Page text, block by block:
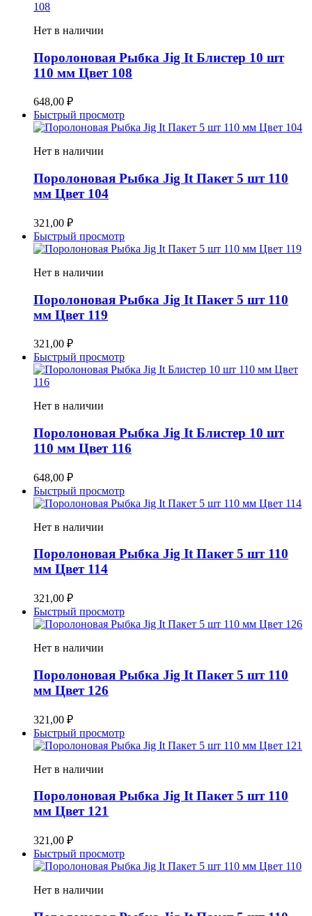
Нет в наличии
Поролоновая Рыбка Jig It Блистер 10 шт
110 мм Цвет 108
648,00 ₽
Быстрый просмотр
Нет в наличии
Поролоновая Рыбка Jig It Пакет 5 шт 110
мм Цвет 104
321,00 ₽
Быстрый просмотр
Нет в наличии
Поролоновая Рыбка Jig It Пакет 5 шт 110
мм Цвет 119
321,00 ₽
Быстрый просмотр
Нет в наличии
Поролоновая Рыбка Jig It Блистер 10 шт
110 мм Цвет 116
648,00 ₽
Быстрый просмотр
Нет в наличии
Поролоновая Рыбка Jig It Пакет 5 шт 110
мм Цвет 114
321,00 ₽
Быстрый просмотр
Нет в наличии
Поролоновая Рыбка Jig It Пакет 5 шт 110
мм Цвет 126
321,00 ₽
Быстрый просмотр
Нет в наличии
Поролоновая Рыбка Jig It Пакет 5 шт 110
мм Цвет 121
321,00 ₽
Быстрый просмотр
Нет в наличии